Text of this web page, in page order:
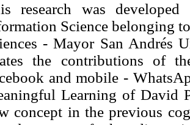
research was
Science belonging
- Mayor San Andrés
the contributions of
and mobile -
Learning of David
concept in the previous